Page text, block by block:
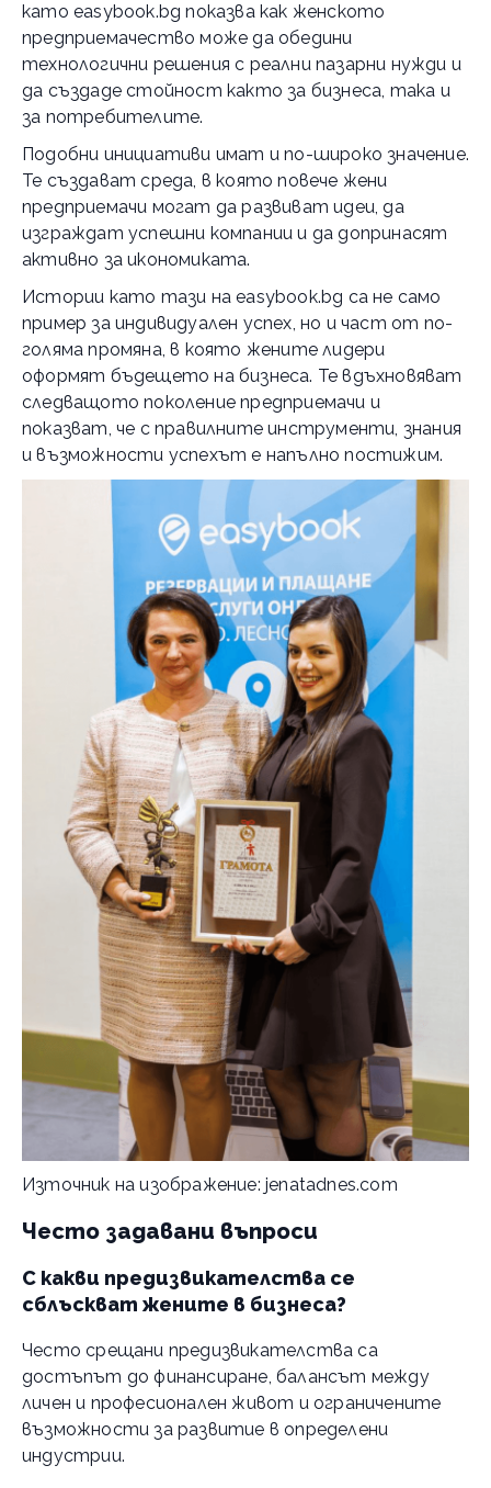
като easybook.bg показва как женското
предприемачество може да обедини
технологични решения с реални пазарни нужди и
да създаде стойност както за бизнеса, така и
за потребителите.
Подобни инициативи имат и по-широко значение.
Те създават среда, в която повече жени
предприемачи могат да развиват идеи, да
изграждат успешни компании и да допринасят
активно за икономиката.
Истории като тази на easybook.bg са не само
пример за индивидуален успех, но и част от по-
голяма промяна, в която жените лидери
оформят бъдещето на бизнеса. Те вдъхновяват
следващото поколение предприемачи и
показват, че с правилните инструменти, знания
и възможности успехът е напълно постижим.
Източник на изображение: jenatadnes.com
Често задавани въпроси
С какви предизвикателства се
сблъскват жените в бизнеса?
Често срещани предизвикателства са
достъпът до финансиране, балансът между
личен и професионален живот и ограничените
възможности за развитие в определени
индустрии.